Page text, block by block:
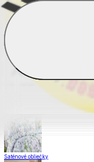
Obliečky Dual Feel®
Obliečky z hladkej bavlny
Saténové obliečky